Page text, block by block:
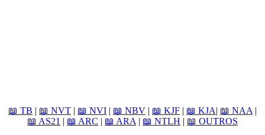
📖 TB | 📖 NVT | 📖 NVI | 📖 NBV | 📖 KJF | 📖 KJA| 📖 NAA |
📖 AS21 | 📖 ARC | 📖 ARA | 📖 NTLH | 📖 OUTROS